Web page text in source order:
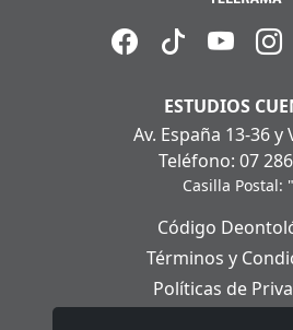
ESTUDIOS
Av. España 13-36 y
Teléfono: 07
Casilla Postal:
Código
Términos y
Políticas de